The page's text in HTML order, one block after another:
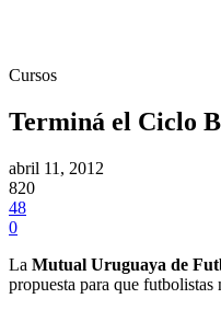
Cursos
Terminá el Ciclo
abril 11, 2012
820
48
0
La Mutual Uruguaya de
propuesta para que